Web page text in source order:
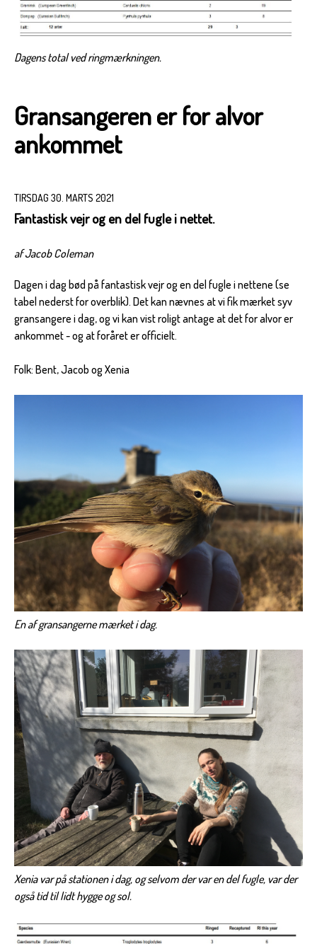
Dagens total ved ringmærkningen.
Gransangeren er for alvor
ankommet
TIRSDAG 30. MARTS 2021
Fantastisk vejr og en del fugle i nettet.
af Jacob Coleman
Dagen i dag bød på fantastisk vejr og en del fugle i nettene (se
tabel nederst for overblik). Det kan nævnes at vi fik mærket syv
gransangere i dag, og vi kan vist roligt antage at det for alvor er
ankommet - og at foråret er officielt.
Folk: Bent, Jacob og Xenia
En af gransangerne mærket i dag.
Xenia var på stationen i dag, og selvom der var en del fugle, var der
også tid til lidt hygge og sol.